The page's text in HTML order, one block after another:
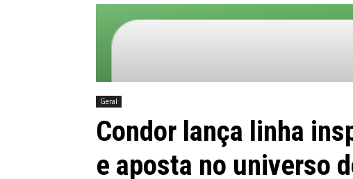
Geral
Condor lança linha
e aposta no universo